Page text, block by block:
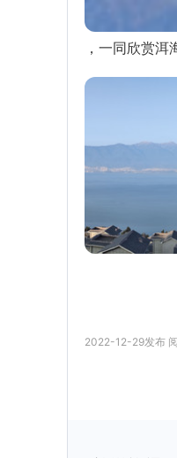
，一同欣赏洱
2022-12-29发布